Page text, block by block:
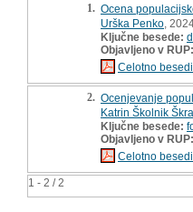
1 - 2 / 2
1. Ocena
Urška Penko ,
Ključne besede:
Objavljeno v RUP:
Celotno
2. Ocenjevanje
Katrin Školnik
Ključne besede:
Objavljeno v RUP:
Celotno